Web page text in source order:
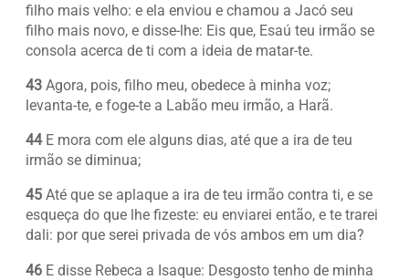
filho mais velho: e ela enviou e chamou a Jacó seu
filho mais novo, e disse-lhe: Eis que, Esaú teu irmão se
consola acerca de ti com a ideia de matar-te.
43 Agora, pois, filho meu, obedece à minha voz;
levanta-te, e foge-te a Labão meu irmão, a Harã.
44E mora com ele alguns dias, até que a ira de teu
irmão se diminua;
45 Até que se aplaque a ira de teu irmão contra ti, e se
esqueça do que lhe fizeste: eu enviarei então, e te trarei
dali: por que serei privada de vós ambos em um dia?
46 E disse Rebeca a Isaque: Desgosto tenho de minha